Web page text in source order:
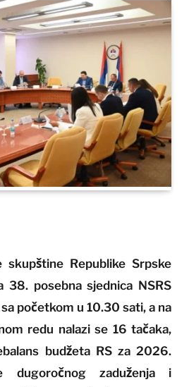
skupštine Republike Srpske
38. posebna sjednica NSRS
početkom u 10.30 sati, a na
redu nalazi se 16 tačaka,
budžeta RS za 2026.
dugoročnog zaduženja i